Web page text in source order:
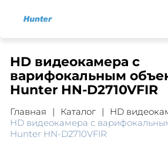
HD видеокамера с
варифокальным
Hunter HN-D2710VFIR
Главная Каталог
HD
HD видеокамера с
Hunter HN-D2710VFIR